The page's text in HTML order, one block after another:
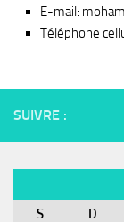
E-mail:
Téléphone
SUIVRE :
S
D